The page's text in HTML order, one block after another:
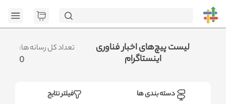
تعداد کل رسانه ها:
0
لیست پیچ‌های اخبار فناوری
اینستاگرام
فیلتر نتایج دسته بندی ها
[GET]
.متوجه شدم